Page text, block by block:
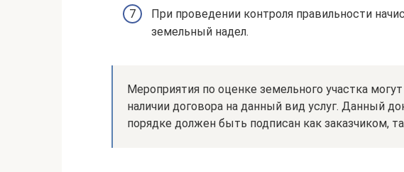
При проведении контроля правильности
земельный надел.
Мероприятия по оценке земельного участка
наличии договора на данный вид услуг. Данный
порядке должен быть подписан как заказчиком,